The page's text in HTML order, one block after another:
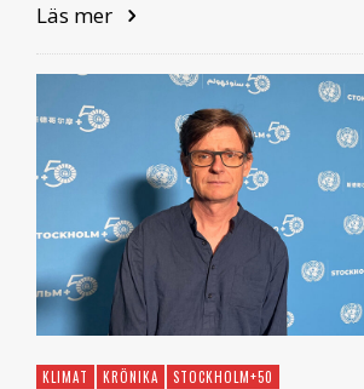
Läs mer
KLIMAT KRÖNIKA STOCKHOLM+50